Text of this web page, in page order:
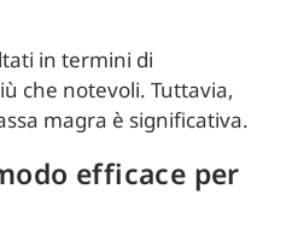
in termini di
che notevoli. Tuttavia,
magra è significativa.
efficace per